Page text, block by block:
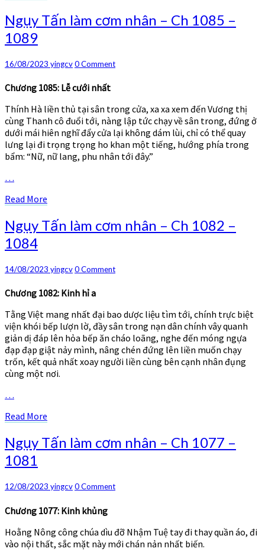
Ngụy
Tấn
làm
nhân
Ch
–
1089
Ngụy Tấn làm cơm nhân – Ch 1085 –
1089
16/08/2023 yingcvComments
0 Comment
Chương 1085: Lễ cưới nhất
Thính Hà liền thủ tại sân trong cửa, xa xa xem đến Vương thị
cùng Thanh cô đuổi tới, nàng lập tức chạy về sân trong, đứng ở
dưới mái hiên nghĩ đẩy cửa lại không dám lùi, chỉ có thể quay
lưng lại đi trọng trọng ho khan một tiếng, hướng phía trong
bẩm: “Nữ, nữ lang, phu nhân tới đây.”
…
Read More
Ngụy
Tấn
làm
nhân
Ch
–
1084
Ngụy Tấn làm cơm nhân – Ch 1082 –
1084
14/08/2023 yingcvComments
0 Comment
Chương 1082: Kinh hỉ a
Tằng Việt mang nhất đại bao dược liệu tìm tới, chính trực biệt
viện khói bếp lượn lờ, đầy sân trong nạn dân chính vây quanh
giản dị đáp lên hỏa bếp ăn cháo loãng, nghe đến móng ngựa
đạp đạp giật nảy mình, nâng chén đứng lên liền muốn chạy
trốn, kết quả nhất xoay người liền cùng bên cạnh nhân đụng
cùng một nơi.
…
Read More
Ngụy
Tấn
làm
nhân
Ch
–
1081
Ngụy Tấn làm cơm nhân – Ch 1077 –
1081
12/08/2023 yingcvComments
0 Comment
Chương 1077: Kinh khủng
Hoằng Nông công chúa dìu đỡ Nhậm Tuệ tay đi thay quần áo, đi
vào nội thất, sắc mặt này mới chán nản nhất biến.